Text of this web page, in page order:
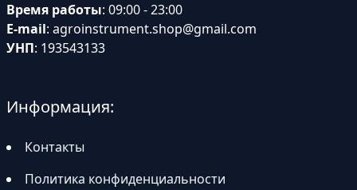
Время работы: 09:00 - 23:00
E-mail: agroinstrument.shop@gmail.com
УНП: 193543133
Информация:
Контакты
Политика конфиденциальности